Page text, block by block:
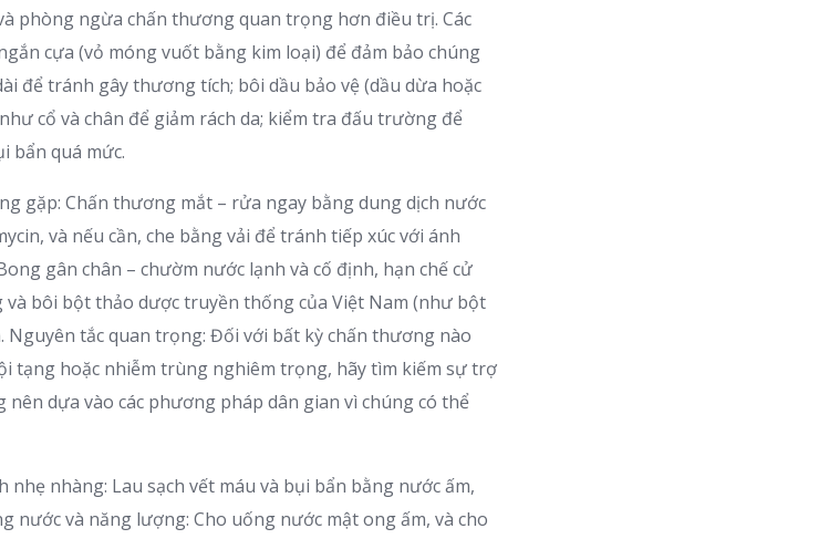
phòng ngừa chấn thương quan trọng hơn điều trị. Các
cựa (vỏ móng vuốt bằng kim loại) để đảm bảo chúng
để tránh gây thương tích; bôi dầu bảo vệ (dầu dừa hoặc
cổ và chân để giảm rách da; kiểm tra đấu trường để
bẩn quá mức.
gặp: Chấn thương mắt – rửa ngay bằng dung dịch nước
và nếu cần, che bằng vải để tránh tiếp xúc với ánh
gân chân – chườm nước lạnh và cố định, hạn chế cử
và bôi bột thảo dược truyền thống của Việt Nam (như bột
Nguyên tắc quan trọng: Đối với bất kỳ chấn thương nào
tạng hoặc nhiễm trùng nghiêm trọng, hãy tìm kiếm sự trợ
nên dựa vào các phương pháp dân gian vì chúng có thể
nhẹ nhàng: Lau sạch vết máu và bụi bẩn bằng nước ấm,
nước và năng lượng: Cho uống nước mật ong ấm, và cho